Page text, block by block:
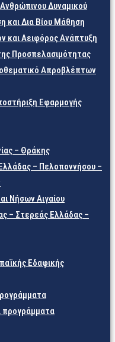
Δυναμικού
και Δια Βίου Μάθηση
και Αειφόρος Ανάπτυξη
Προσπελασιμότητας
Απροβλέπτων
Εφαρμογής
– Θράκης
– Πελοποννήσου –
Νήσων Αιγαίου
– Στερεάς Ελλάδας –
Εδαφικής
προγράμματα